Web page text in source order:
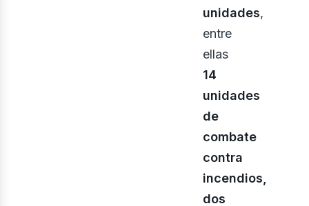
unidades,
entre
ellas
14
unidades
de
combate
contra
incendios,
dos